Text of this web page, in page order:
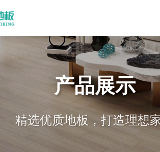
产品展示
精选优质地板，打造理想